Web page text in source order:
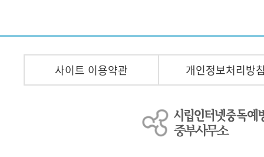
사이트 이용약관 개인정보처리방